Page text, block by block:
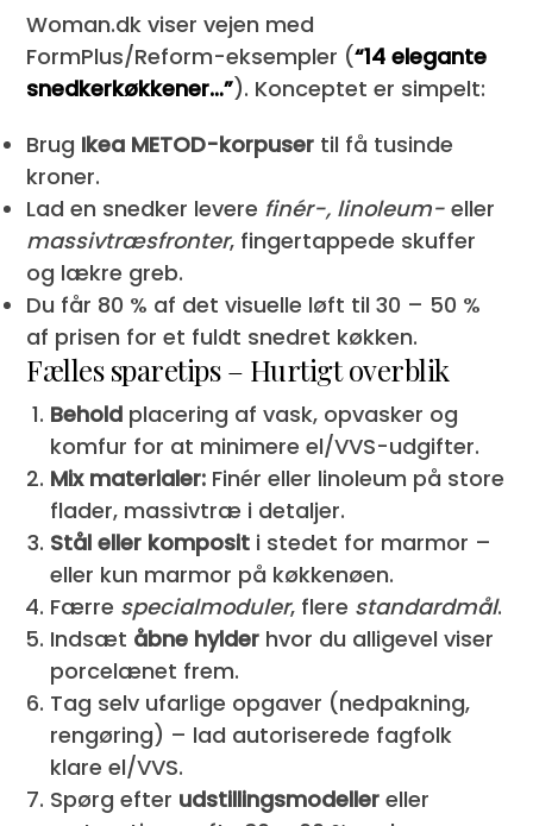
Woman.dk viser vejen med
FormPlus/Reform-eksempler (“14 elegante
snedkerkøkkener…”). Konceptet er simpelt:
Brug Ikea METOD-korpuser til få tusinde
kroner.
Lad en snedker levere finér-, linoleum- eller
massivtræsfronter, fingertappede skuffer
og lækre greb.
Du får 80 % af det visuelle løft til 30 – 50 %
af prisen for et fuldt snedret køkken.
Fælles sparetips – Hurtigt overblik
Behold placering af vask, opvasker og
komfur for at minimere el/VVS-udgifter.
Mix materialer: Finér eller linoleum på store
flader, massivtræ i detaljer.
Stål eller komposit i stedet for marmor –
eller kun marmor på køkkenøen.
Færre specialmoduler, flere standardmål.
Indsæt åbne hylder hvor du alligevel viser
porcelænet frem.
Tag selv ufarlige opgaver (nedpakning,
rengøring) – lad autoriserede fagfolk
klare el/VVS.
Spørg efter udstillingsmodeller eller